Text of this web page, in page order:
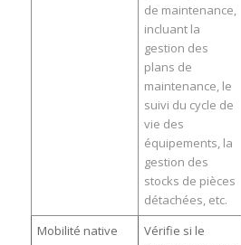
de maintenance,
incluant la
gestion des
plans de
maintenance, le
suivi du cycle de
vie des
équipements, la
gestion des
stocks de pièces
détachées, etc.
Mobilité native
Vérifie si le